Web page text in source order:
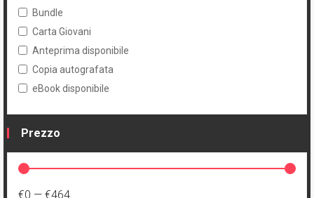
Bundle
Carta Giovani
Anteprima disponibile
Copia autografata
eBook disponibile
Prezzo
€0 — €464